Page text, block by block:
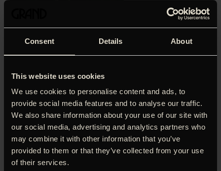
Consent Details About
This website uses cookies
We use cookies to personalise content and ads, to
provide social media features and to analyse our traffic.
We also share information about your use of our site with
our social media, advertising and analytics partners who
may combine it with other information that you’ve
provided to them or that they’ve collected from your use
of their services.
’Skolen ved verdens ende’ hedder filmen, og det er ikke
helt forkert, for Lunana er vitterligt den fjerneste dal i det
bhutanske Himalaya – otte dagvandringer fra nærmeste by
og uden elektricitet, internet og hvad en moderne bybo
ellers måtte have brug for. Og en sådan en er Ugyen, der
om at flytte til Australien og gøre karriere som musiker.
Som sidste led i uddannelsen udstationeres han som lærer
i Lunana. Manglen på moderne bekvemmeligheder giver
Ugyen abstinenser, men de mennesker, han møder, viser
sig hurtigt at kunne opveje alle afsavn. Bhutan er kendt for
at have afløst brutto-national-produktet med en slags
brutto-lykke-index, og det smitter – især i disse tider.
Udover sin opløftende historie og et højst charmerende